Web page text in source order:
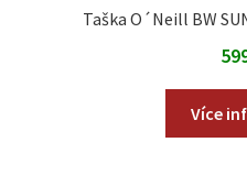
Taška O´Neill BW
Více